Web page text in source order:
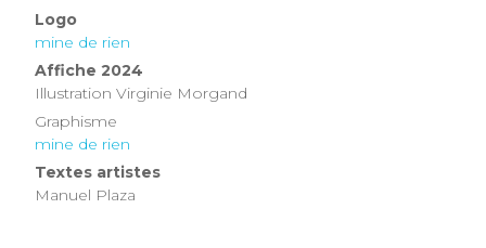
Logo
mine de rien
Affiche 2024
Illustration Virginie Morgand
Graphisme
mine de rien
Textes artistes
Manuel Plaza